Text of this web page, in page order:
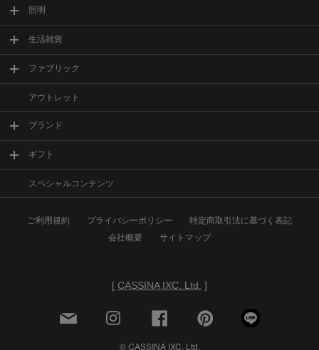
照明
生活雑貨
ファブリック
アウトレット
ブランド
ギフト
スペシャルコンテンツ
ご利用規約 プライバシーポリシー
特定商取引法に基づく表記
会社概要
サイトマップ
[ CASSINA IXC. Ltd. ]
© CASSINA IXC. Ltd.